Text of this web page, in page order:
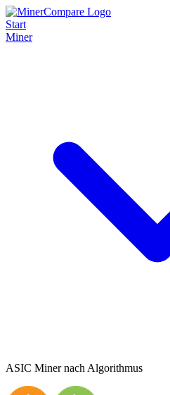
Start
Miner
ASIC Miner nach Algorithmus